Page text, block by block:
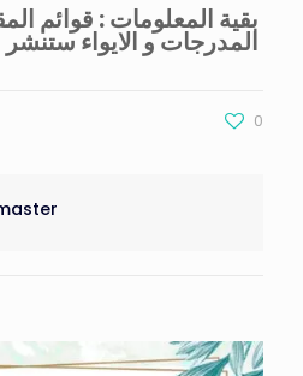
بقية المعلومات : قوائم
المدرجات و الايواء
0